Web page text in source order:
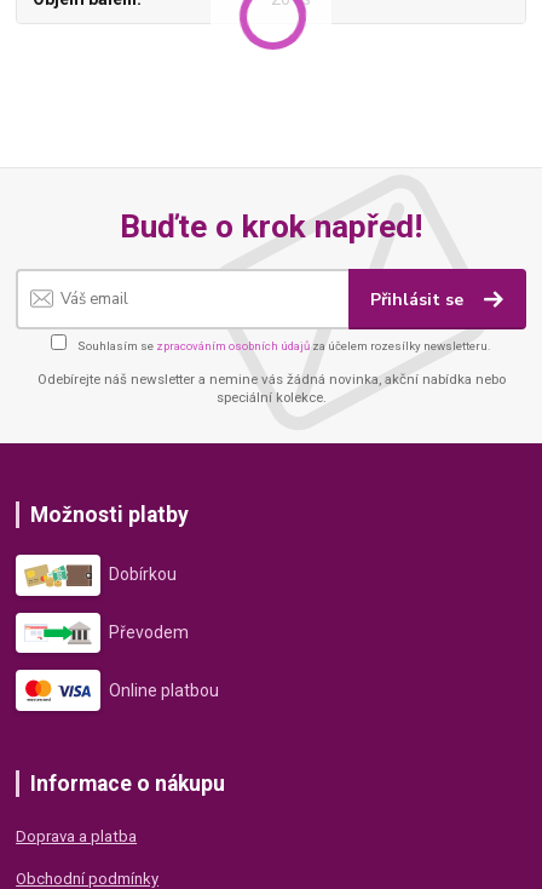
Buďte o krok napřed!
Přihlásit se
Souhlasím se zpracováním osobních údajů za účelem rozesílky newsletteru.
Odebírejte náš newsletter a nemine vás žádná novinka, akční nabídka nebo
speciální kolekce.
Možnosti platby
Dobírkou
Převodem
Online platbou
Informace o nákupu
Doprava a platba
Obchodní podmínky